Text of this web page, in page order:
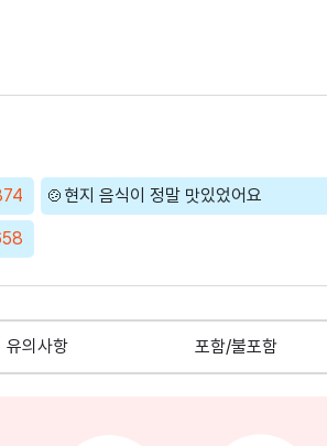
🍲현지 음식이 정말 맛있었어요
유의사항 포함/불포함